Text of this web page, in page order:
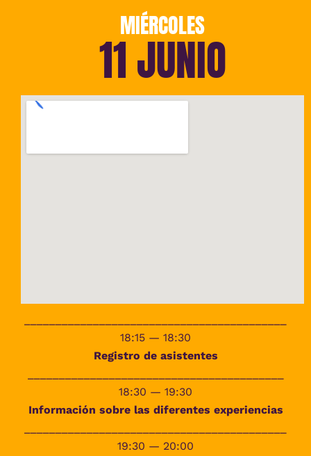
MIÉRCOLES
11 JUNIO
18:15 — 18:30
Registro de asistentes
18:30 — 19:30
Información sobre las diferentes experiencias
19:30 — 20:00